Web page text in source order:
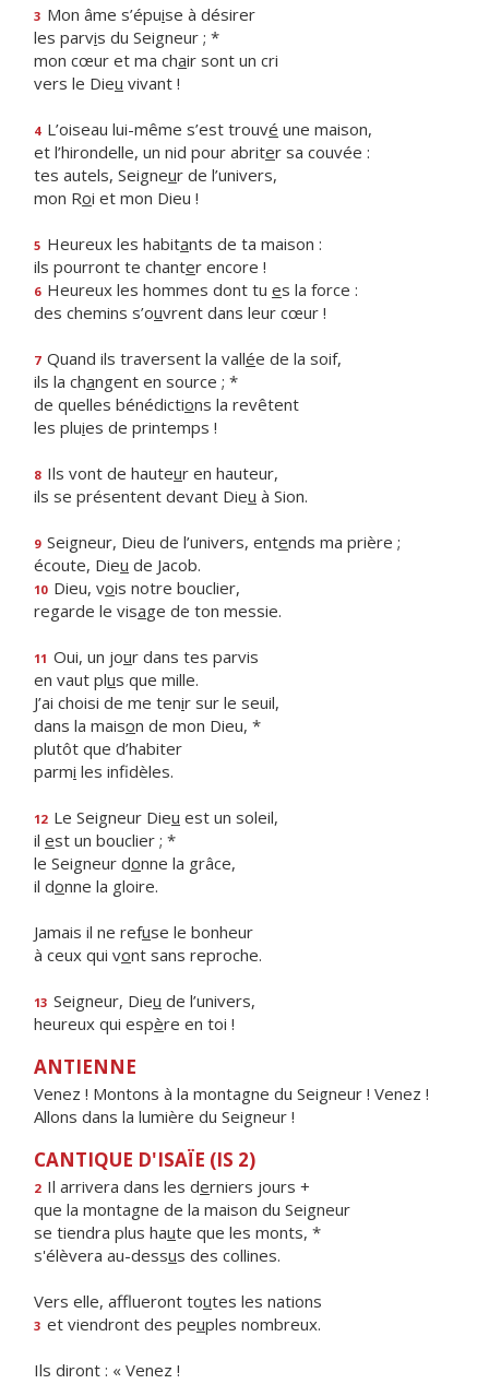
3 Mon âme s’épuise à désirer
les parvis du Seigneur ; *
mon cœur et ma chair sont un cri
vers le Dieu vivant !
4 L’oiseau lui-même s’est trouvé une maison,
et l’hirondelle, un nid pour abriter sa couvée :
tes autels, Seigneur de l’univers,
mon Roi et mon Dieu !
5 Heureux les habitants de ta maison :
ils pourront te chanter encore !
6 Heureux les hommes dont tu es la force :
des chemins s’ouvrent dans leur cœur !
7 Quand ils traversent la vallée de la soif,
ils la changent en source ; *
de quelles bénédictions la revêtent
les pluies de printemps !
8 Ils vont de hauteur en hauteur,
ils se présentent devant Dieu à Sion.
9 Seigneur, Dieu de l’univers, entends ma prière ;
écoute, Dieu de Jacob.
10 Dieu, vois notre bouclier,
regarde le visage de ton messie.
11 Oui, un jour dans tes parvis
en vaut plus que mille.
J’ai choisi de me tenir sur le seuil,
dans la maison de mon Dieu, *
plutôt que d’habiter
parmi les infidèles.
12 Le Seigneur Dieu est un soleil,
il est un bouclier ; *
le Seigneur donne la grâce,
il donne la gloire.
Jamais il ne refuse le bonheur
à ceux qui vont sans reproche.
13 Seigneur, Dieu de l’univers,
heureux qui espère en toi !
ANTIENNE
Venez ! Montons à la montagne du Seigneur ! Venez !
Allons dans la lumière du Seigneur !
CANTIQUE D'ISAÏE (IS 2)
2 Il arrivera dans les derniers jours +
que la montagne de la maison du Seigneur
se tiendra plus haute que les monts, *
s'élèvera au-dessus des collines.
Vers elle, afflueront toutes les nations
3 et viendront des peuples nombreux.
Ils diront : « Venez !